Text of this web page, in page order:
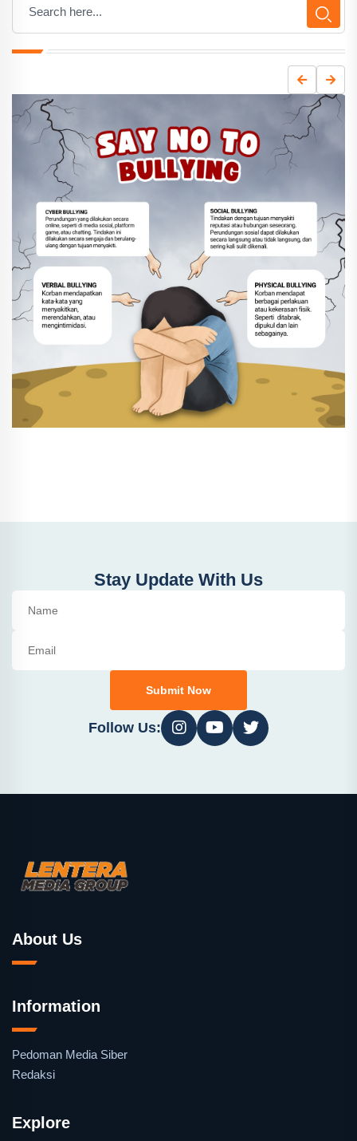
Stay Update With Us
Submit Now
Follow Us:
About Us
Information
Pedoman Media Siber
Redaksi
Explore